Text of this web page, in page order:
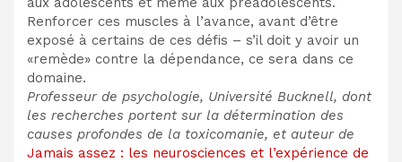
Renforcer ces muscles à l’avance, avant d’être
exposé à certains de ces défis – s’il doit y avoir un
«remède» contre la dépendance, ce sera dans ce
domaine.
Professeur de psychologie, Université Bucknell, dont
les recherches portent sur la détermination des
causes profondes de la toxicomanie, et auteur de
Jamais assez : les neurosciences et l’expérience de